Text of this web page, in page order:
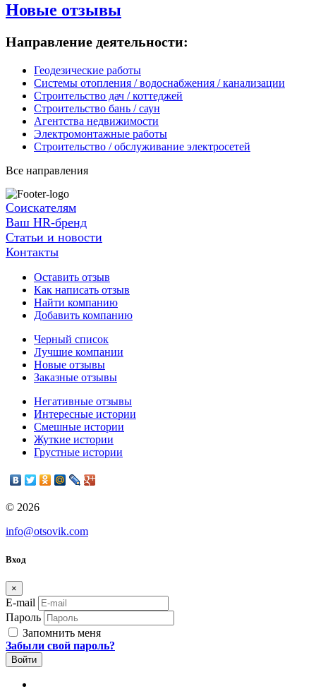
Новые отзывы
Направление деятельности:
Геодезические работы
Системы отопления / водоснабжения / канализации
Строительство дач / коттеджей
Строительство бань / саун
Агентства недвижимости
Электромонтажные работы
Строительство / обслуживание электросетей
Все направления
Соискателям
Ваш HR-бренд
Статьи и новости
Контакты
Оставить отзыв
Как написать отзыв
Найти компанию
Добавить компанию
Черный список
Лучшие компании
Новые отзывы
Заказные отзывы
Негативные отзывы
Интересные истории
Смешные истории
Жуткие истории
Грустные истории
© 2026
info@otsovik.com
Вход
×
E-mail
Пароль
Запомнить меня
Забыли свой пароль?